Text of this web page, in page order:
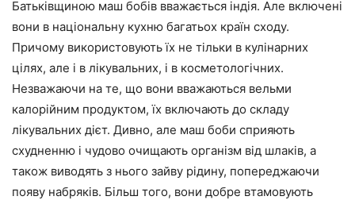
Батьківщиною маш бобів вважається індія. Але включені
вони в національну кухню багатьох країн сходу.
Причому використовують їх не тільки в кулінарних
цілях, але і в лікувальних, і в косметологічних.
Незважаючи на те, що вони вважаються вельми
калорійним продуктом, їх включають до складу
лікувальних дієт. Дивно, але маш боби сприяють
схудненню і чудово очищають організм від шлаків, а
також виводять з нього зайву рідину, попереджаючи
появу набряків. Більш того, вони добре втамовують